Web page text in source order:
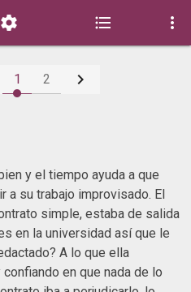
  
1 2 
y el tiempo ayuda a que
a su trabajo improvisado. El
simple, estaba de salida
en la universidad así que le
A lo que ella
en que nada de lo